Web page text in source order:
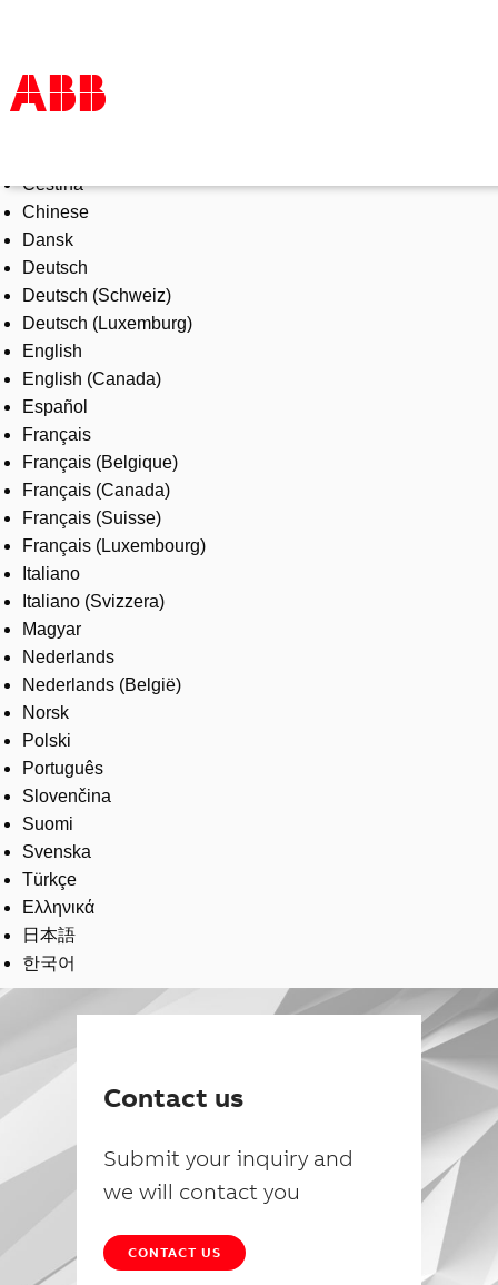
Products & Solutions
Industries
Services
About us
Where to buy
Contact us
Careers
Čeština
Chinese
Dansk
Deutsch
Deutsch (Schweiz)
Deutsch (Luxemburg)
English
English (Canada)
Español
Français
Français (Belgique)
Français (Canada)
Français (Suisse)
Français (Luxembourg)
Italiano
Italiano (Svizzera)
Magyar
Nederlands
Nederlands (België)
Norsk
Polski
Português
Slovenčina
Suomi
Svenska
Türkçe
Ελληνικά
日本語
한국어
Contact us
Submit your inquiry and
we will contact you
CONTACT US